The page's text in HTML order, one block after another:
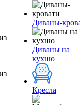
Диваны-
Диваны на
кухню
Кресла